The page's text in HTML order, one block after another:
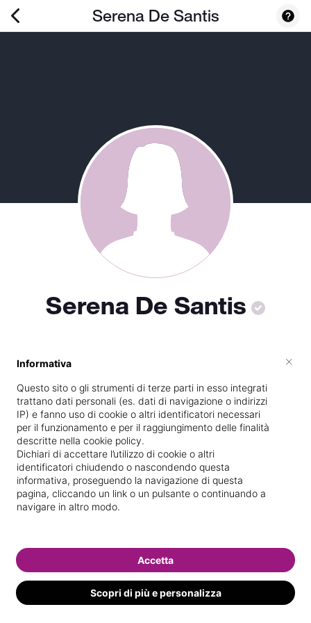
Serena De Santis
Serena De Santis
Informativa
Questo sito o gli strumenti di terze parti in esso integrati
trattano dati personali (es. dati di navigazione o indirizzi
IP) e fanno uso di cookie o altri identificatori necessari
per il funzionamento e per il raggiungimento delle finalità
descritte nella cookie policy.
Dichiari di accettare l’utilizzo di cookie o altri
identificatori chiudendo o nascondendo questa
informativa, proseguendo la navigazione di questa
pagina, cliccando un link o un pulsante o continuando a
navigare in altro modo.
Scopri di più e personalizza
Accetta
×